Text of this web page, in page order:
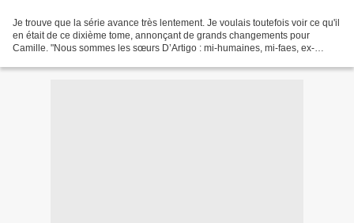
Je trouve que la série avance très lentement. Je voulais toutefois voir ce qu'il
en était de ce dixième tome, annonçant de grands changements pour
Camille. "Nous sommes les sœurs D’Artigo : mi-humaines, mi-faes, ex-